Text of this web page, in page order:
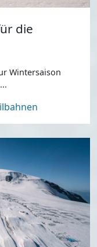
die
Wintersaison